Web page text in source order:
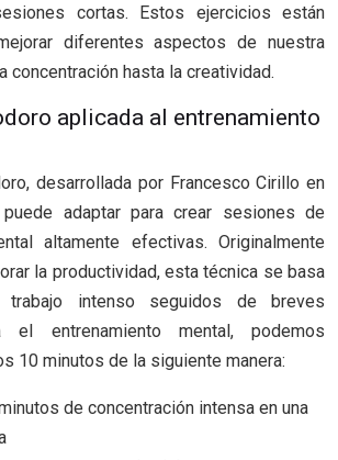
cortas. Estos ejercicios están
diferentes aspectos de nuestra
concentración hasta la creatividad.
aplicada al entrenamiento
desarrollada por Francesco Cirillo en
adaptar para crear sesiones de
altamente efectivas. Originalmente
la productividad, esta técnica se basa
intenso seguidos de breves
el entrenamiento mental, podemos
10 minutos de la siguiente manera:
de concentración intensa en una